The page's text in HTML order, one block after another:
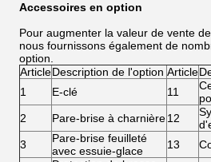
Accessoires en option
Pour augmenter la valeur de vente
nous fournissons également de
option.
ArticleDescription de l'option Article
1
E-clé 11
2
Pare-brise à charnière12
3
Pare-brise feuilleté
avec essuie-glace
13